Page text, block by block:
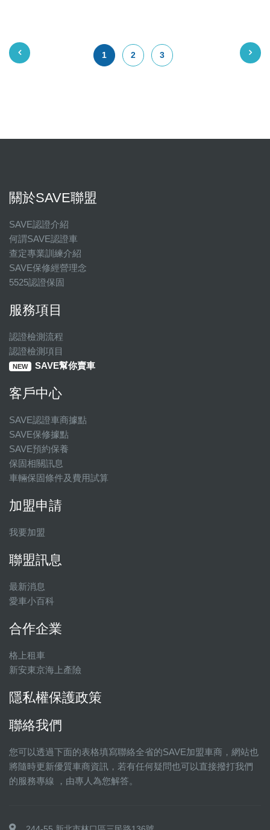
1 2 3
關於SAVE聯盟
SAVE認證介紹
何謂SAVE認證車
查定專業訓練介紹
SAVE保修經營理念
5525認證保固
服務項目
認證檢測流程
認證檢測項目
NEW SAVE幫你賣車
客戶中心
SAVE認證車商據點
SAVE保修據點
SAVE預約保養
保固相關訊息
車輛保固條件及費用試算
加盟申請
我要加盟
聯盟訊息
最新消息
愛車小百科
合作企業
格上租車
新安東京海上產險
隱私權保護政策
聯絡我們
您可以透過下面的表格填寫聯絡全省的SAVE加盟車商，網站也
將隨時更新優質車商資訊，若有任何疑問也可以直接撥打我們
的服務專線 ，由專人為您解答。